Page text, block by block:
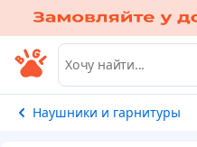
Наушники и гарнитуры